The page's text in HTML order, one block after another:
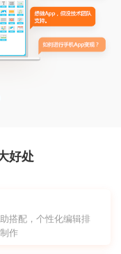
好处
搭配，个性化编辑排
作